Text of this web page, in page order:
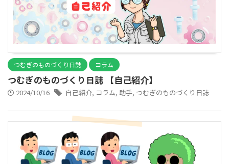
つむぎのものづくり日誌 コラム
つむぎのものづくり日誌 【自己紹介】
2024/10/16 自己紹介, コラム, 助手, つむぎのものづくり日誌